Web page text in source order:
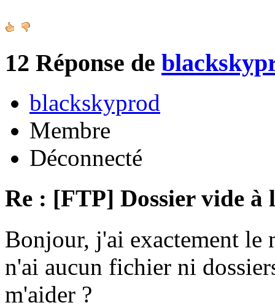
12 Réponse de
blackskyprod
Membre
Déconnecté
Re : [FTP] Dossier vide à
Bonjour, j'ai exactement le
n'ai aucun fichier ni
m'aider ?